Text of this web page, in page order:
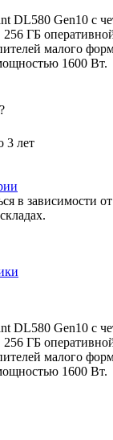
DL580 Gen10 с
ГБ
малого
1600 Вт.
3 лет
в зависимости
DL580 Gen10 с
ГБ
малого
1600 Вт.